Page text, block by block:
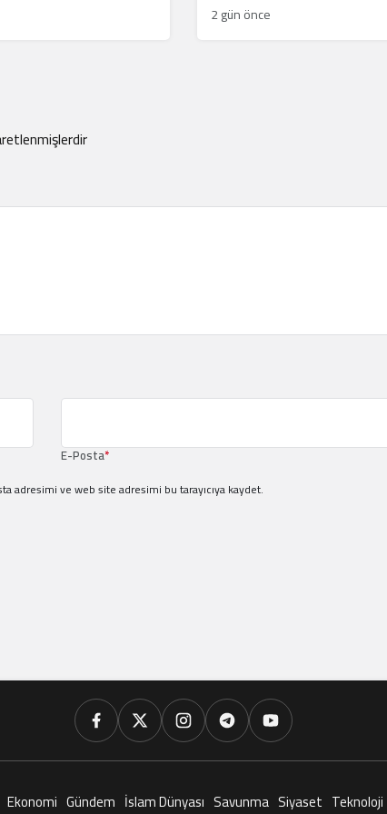
arasında bocalayan
2 gün önce
E-Posta*
adresimi ve web site adresimi bu tarayıcıya kaydet.
Ekonomi Gündem İslam Dünyası Savunma Siyaset Teknoloji